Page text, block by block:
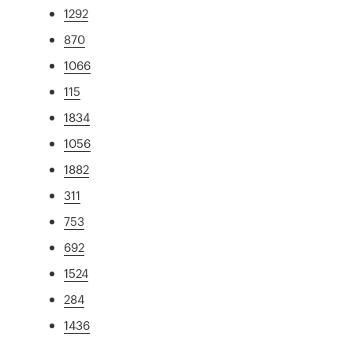
1292
870
1066
115
1834
1056
1882
311
753
692
1524
284
1436